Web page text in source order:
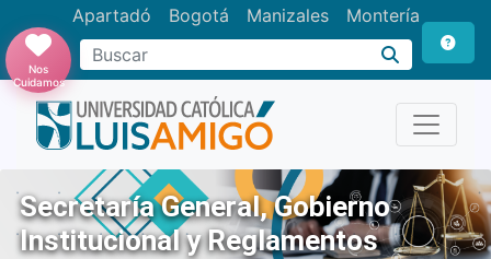
Apartadó Bogotá Manizales Montería
Buscar
Nos
Cuidamos
Secretaría General, Gobierno
Institucional y Reglamentos